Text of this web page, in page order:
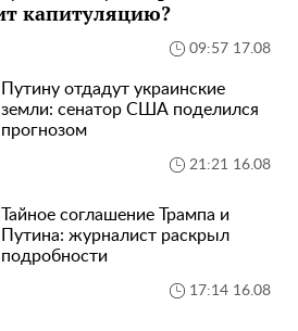
капитуляцию?
09:57 17.08
Путину отдадут украинские
земли: сенатор США поделился
прогнозом
21:21 16.08
Тайное соглашение Трампа и
Путина: журналист раскрыл
подробности
17:14 16.08